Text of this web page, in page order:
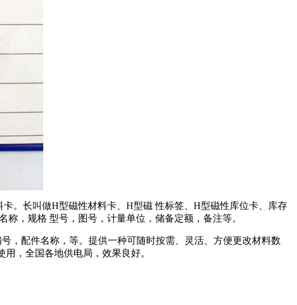
卡。长叫做H型磁性材料卡、H型磁 性标签、H型磁性库位卡、库存
称，规格 型号，图号，计量单位，储备定额，备注等。
，配件名称，等。提供一种可随时按需、灵活、方便更改材料数
，全国各地供电局，效果良好。